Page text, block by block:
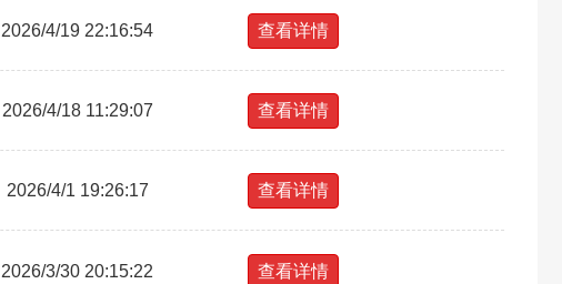
2026/4/19 22:16:54 查看详情
2026/4/18 11:29:07 查看详情
2026/4/1 19:26:17 查看详情
2026/3/30 20:15:22 查看详情